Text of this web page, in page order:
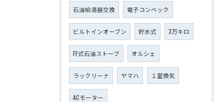
石油給湯器交換 電子コンベック
ビルトインオーブン 貯水式 3万キロ
FF式石油ストーブ オルシェ
ラックリーナ ヤマハ １室換気
ACモーター